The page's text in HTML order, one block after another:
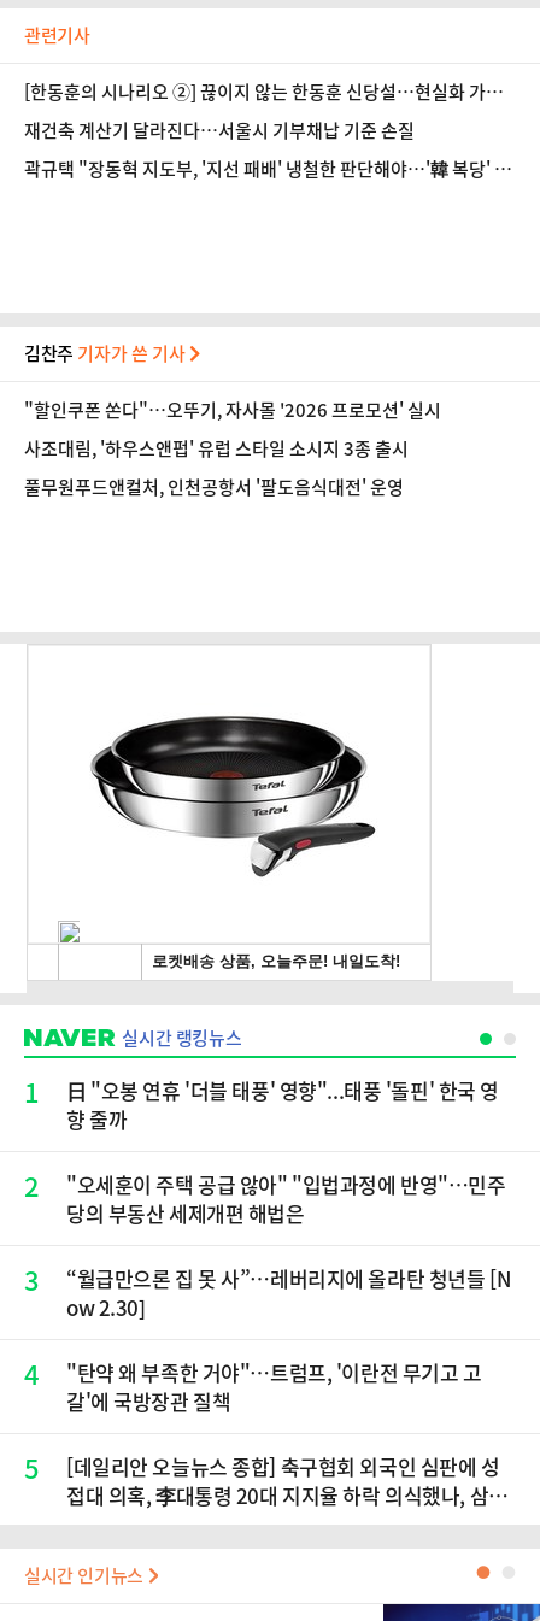
관련기사
[한동훈의 시나리오 ②] 끊이지 않는 한동훈 신당설…현실화 가능
성은?
재건축 계산기 달라진다…서울시 기부채납 기준 손질
곽규택 "장동혁 지도부, '지선 패배' 냉철한 판단해야…'韓 복당' 당
김찬주 기자가 쓴 기사
"할인쿠폰 쏜다"…오뚜기, 자사몰 '2026 프로모션' 실시
사조대림, '하우스앤펍' 유럽 스타일 소시지 3종 출시
풀무원푸드앤컬처, 인천공항서 '팔도음식대전' 운영
실시간 랭킹뉴스
1
日 "오봉 연휴 '더블 태풍' 영향"...태풍 '돌핀' 한국 영
향 줄까
2
"오세훈이 주택 공급 않아" "입법과정에 반영"…민주
당의 부동산 세제개편 해법은
3
“월급만으론 집 못 사”…레버리지에 올라탄 청년들 [N
ow 2.30]
4
"탄약 왜 부족한 거야"…트럼프, '이란전 무기고 고
갈'에 국방장관 질책
5
[데일리안 오늘뉴스 종합] 축구협회 외국인 심판에 성
접대 의혹, 李대통령 20대 지지율 하락 의식했나, 삼전
실시간 인기뉴스 ●